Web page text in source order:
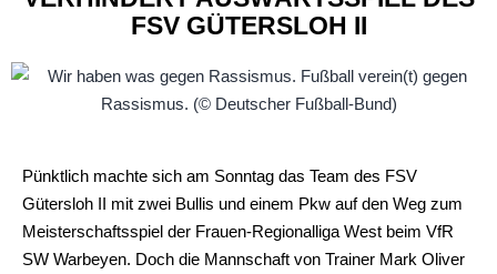
FSV GÜTERSLOH II
Pünktlich machte sich am Sonntag das Team des FSV
Gütersloh II mit zwei Bullis und einem Pkw auf den Weg zum
Meisterschaftsspiel der Frauen-Regionalliga West beim VfR
SW Warbeyen. Doch die Mannschaft von Trainer Mark Oliver